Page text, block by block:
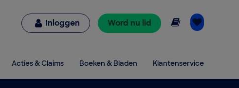
Inloggen Word nu lid Online lezen
Acties & Claims Boeken & Bladen Klantenservice